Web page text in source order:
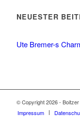
NEUESTER
Ute Bremer-s
© Copyright 2026 -
Impressum